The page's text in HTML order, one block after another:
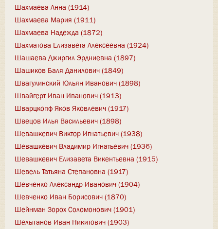
Шахмаева Анна (1914)
Шахмаева Мария (1911)
Шахмаева Надежда (1872)
Шахматова Елизавета Алексеевна (1924)
Шашаева Джиргил Эрдниевна (1897)
Шашиков Баля Данилович (1849)
Швагулинский Юльян Иванович (1898)
Швайгерт Иван Иванович (1913)
Шварцкопф Яков Яковлевич (1917)
Швецов Илья Васильевич (1898)
Шевашкевич Виктор Игнатьевич (1938)
Шевашкевич Владимир Игнатьевич (1936)
Шевашкевич Елизавета Викентьевна (1915)
Шевель Татьяна Степановна (1917)
Шевченко Александр Иванович (1904)
Шевченко Иван Борисович (1870)
Шейнман Зорох Соломонович (1901)
Шелыганов Иван Никитович (1903)